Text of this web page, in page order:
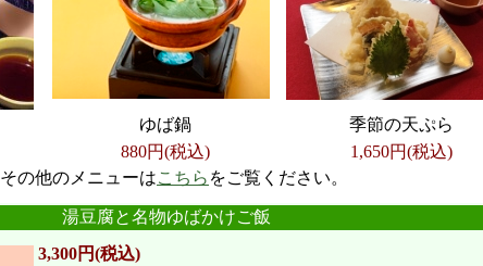
ゆば鍋
季節の天ぷら
880円(税込) 1,650円(税込)
その他のメニューはこちら をご覧ください。
湯豆腐と名物ゆばかけご飯
3,300円(税込)